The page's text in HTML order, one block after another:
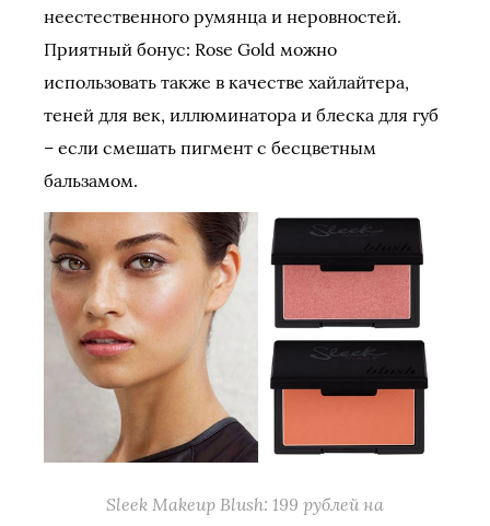
неестественного румянца и неровностей.
Приятный бонус: Rose Gold можно
использовать также в качестве хайлайтера,
теней для век, иллюминатора и блеска для губ
– если смешать пигмент с бесцветным
бальзамом.
Sleek Makeup Blush: 199 рублей на